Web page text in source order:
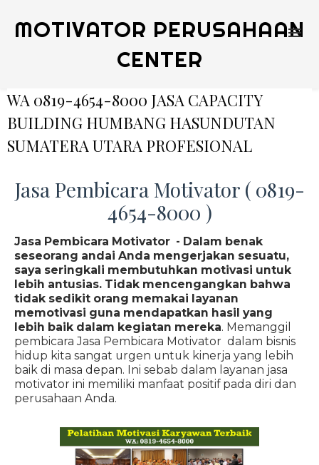
MOTIVATOR PERUSAHAAN
CENTER
WA 0819-4654-8000 JASA CAPACITY
BUILDING HUMBANG HASUNDUTAN
SUMATERA UTARA PROFESIONAL
Jasa Pembicara Motivator ( 0819-
4654-8000 )
Jasa Pembicara Motivator - Dalam benak
seseorang andai Anda mengerjakan sesuatu,
saya seringkali membutuhkan motivasi untuk
lebih antusias. Tidak mencengangkan bahwa
tidak sedikit orang memakai layanan
memotivasi guna mendapatkan hasil yang
lebih baik dalam kegiatan mereka. Memanggil
pembicara Jasa Pembicara Motivator dalam bisnis
hidup kita sangat urgen untuk kinerja yang lebih
baik di masa depan. Ini sebab dalam layanan jasa
motivator ini memiliki manfaat positif pada diri dan
perusahaan Anda.